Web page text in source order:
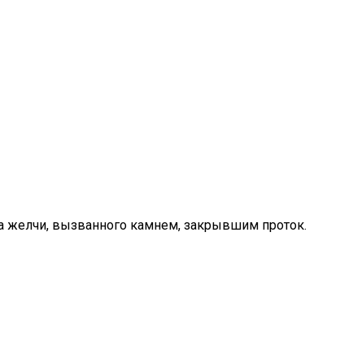
желчи, вызванного камнем, закрывшим проток.